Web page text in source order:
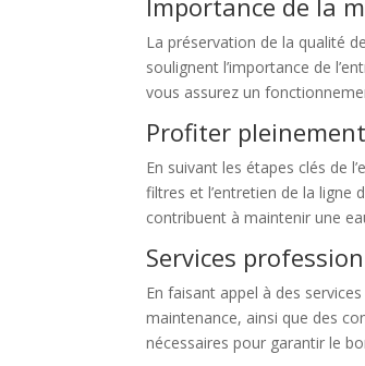
Importance de la
La préservation de la qualité
soulignent l’importance de
vous assurez un
Profiter
En suivant les étapes clés de
filtres et l’entretien de la ligne
contribuent à maintenir une
Services
En faisant appel à des
maintenance, ainsi que des
nécessaires pour garantir le